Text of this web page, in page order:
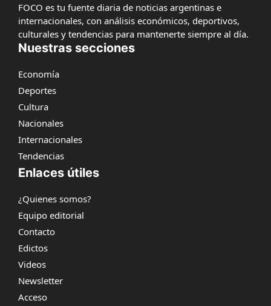
FOCO es tu fuente diaria de noticias argentinas e
internacionales, con análisis económicos, deportivos,
culturales y tendencias para mantenerte siempre al día.
Nuestras secciones
Economía
Deportes
Cultura
Nacionales
Internacionales
Tendencias
Enlaces útiles
¿Quienes somos?
Equipo editorial
Contacto
Edictos
Videos
Newsletter
Acceso